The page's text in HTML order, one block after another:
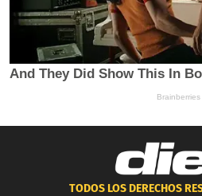
TODOS LOS DERECHOS